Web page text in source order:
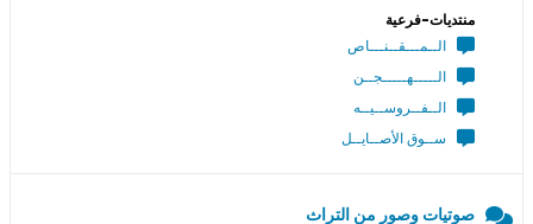
منتديات-فرعية
الــمـــقــنـــاص
الـــــهـــــجــن
الــفــروســيــه
ســوق الأصــايــل
صوتيات وصور من التراث